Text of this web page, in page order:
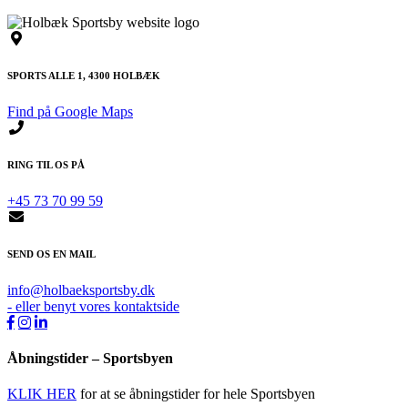
SPORTS ALLE 1, 4300 HOLBÆK
Find på Google Maps
RING TIL OS PÅ
+45 73 70 99 59
SEND OS EN MAIL
info@holbaeksportsby.dk
- eller benyt vores kontaktside
Åbningstider – Sportsbyen
KLIK HER for at se åbningstider for hele Sportsbyen